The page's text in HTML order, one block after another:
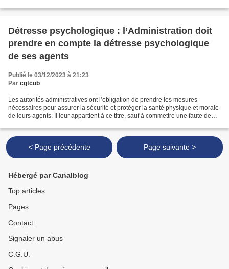
Détresse psychologique : l’Administration doit
prendre en compte la détresse psychologique
de ses agents
Publié le 03/12/2023 à 21:23
Par cgtcub
Les autorités administratives ont l’obligation de prendre les mesures
nécessaires pour assurer la sécurité et protéger la santé physique et morale
de leurs agents. Il leur appartient à ce titre, sauf à commettre une faute de
< Page précédente Page suivante >
Hébergé par Canalblog
Top articles
Pages
Contact
Signaler un abus
C.G.U.